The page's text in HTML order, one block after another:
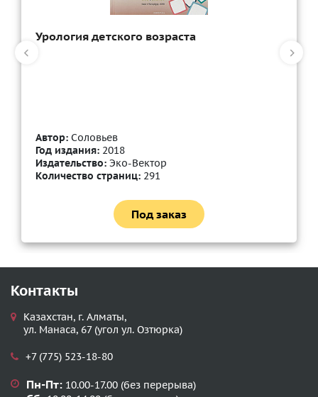
Урология детского возраста
Автор: Соловьев
Год издания: 2018
Издательство: Эко-Вектор
Количество страниц: 291
Под заказ
Контакты
Казахстан, г. Алматы,
ул. Манаса, 67 (угол ул. Озтюрка)
+7 (775) 523-18-80
Пн-Пт: 10.00-17.00 (без перерыва)